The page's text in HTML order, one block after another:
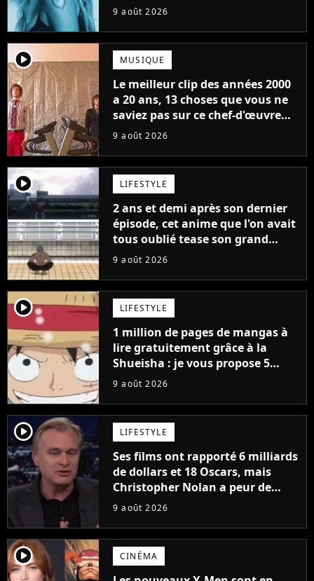
9 août 2026
player2 MUSIQUE
Le meilleur clip des années 2000
a 20 ans, 13 choses que vous ne
saviez pas sur ce chef-d'œuvre
qui a révolutionné YouTube
9 août 2026
player2 LIFESTYLE
2 ans et demi après son dernier
épisode, cet anime que l'on avait
tous oublié tease son grand
retour
9 août 2026
player2 LIFESTYLE
1 million de pages de mangas à
lire gratuitement grâce à la
Shueisha : je vous propose 5
mangas jamais sortis en France
9 août 2026
player2 LIFESTYLE
Ses films ont rapporté 6 milliards
de dollars et 18 Oscars, mais
Christopher Nolan a peur de
tourner un genre de films très
9 août 2026
player2 CINÉMA